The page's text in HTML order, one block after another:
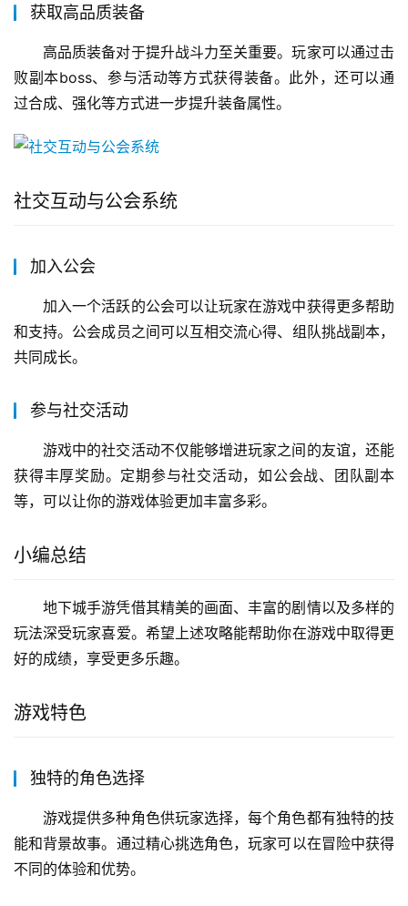
获取高品质装备
高品质装备对于提升战斗力至关重要。玩家可以通过击
败副本boss、参与活动等方式获得装备。此外，还可以通
过合成、强化等方式进一步提升装备属性。
社交互动与公会系统
加入公会
加入一个活跃的公会可以让玩家在游戏中获得更多帮助
和支持。公会成员之间可以互相交流心得、组队挑战副本，
共同成长。
参与社交活动
游戏中的社交活动不仅能够增进玩家之间的友谊，还能
获得丰厚奖励。定期参与社交活动，如公会战、团队副本
等，可以让你的游戏体验更加丰富多彩。
小编总结
地下城手游凭借其精美的画面、丰富的剧情以及多样的
玩法深受玩家喜爱。希望上述攻略能帮助你在游戏中取得更
好的成绩，享受更多乐趣。
游戏特色
独特的角色选择
游戏提供多种角色供玩家选择，每个角色都有独特的技
能和背景故事。通过精心挑选角色，玩家可以在冒险中获得
不同的体验和优势。